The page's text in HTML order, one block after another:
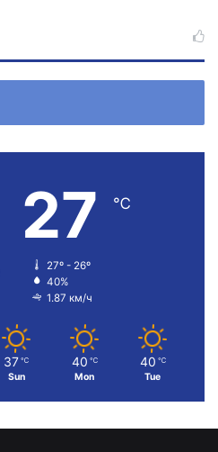
27 ℃
27º - 26º
40%
1.87 км/ч
37 ℃
Sun
40 ℃
Mon
40 ℃
Tue